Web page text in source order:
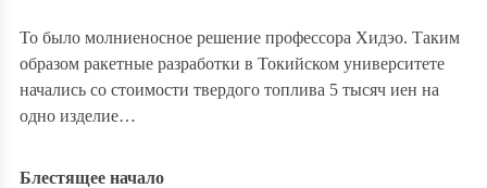
То было молниеносное решение профессора Хидэо. Таким
образом ракетные разработки в Токийском университете
начались со стоимости твердого топлива 5 тысяч иен на
одно изделие…
Блестящее начало